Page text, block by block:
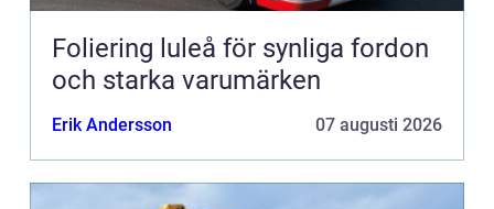
Foliering luleå för synliga fordon
och starka varumärken
Erik Andersson 07 augusti 2026